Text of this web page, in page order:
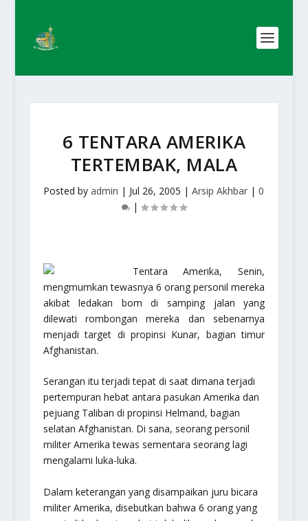
6 TENTARA AMERIKA
TERTEMBAK, MALA
Posted byadmin | Jul 26, 2005 |Arsip Akhbar |0
|
Tentara Amerika, Senin,
mengmumkan tewasnya 6 orang personil mereka
akibat ledakan bom di samping jalan yang
dilewati rombongan mereka dan sebenarnya
menjadi target di propinsi Kunar, bagian timur
Afghanistan.
Serangan itu terjadi tepat di saat dimana terjadi
pertempuran hebat antara pasukan Amerika dan
pejuang Taliban di propinsi Helmand, bagian
selatan Afghanistan. Di sana, seorang personil
militer Amerika tewas sementara seorang lagi
mengalami luka-luka.
Dalam keterangan yang disampaikan juru bicara
militer Amerika, disebutkan bahwa 6 orang yang